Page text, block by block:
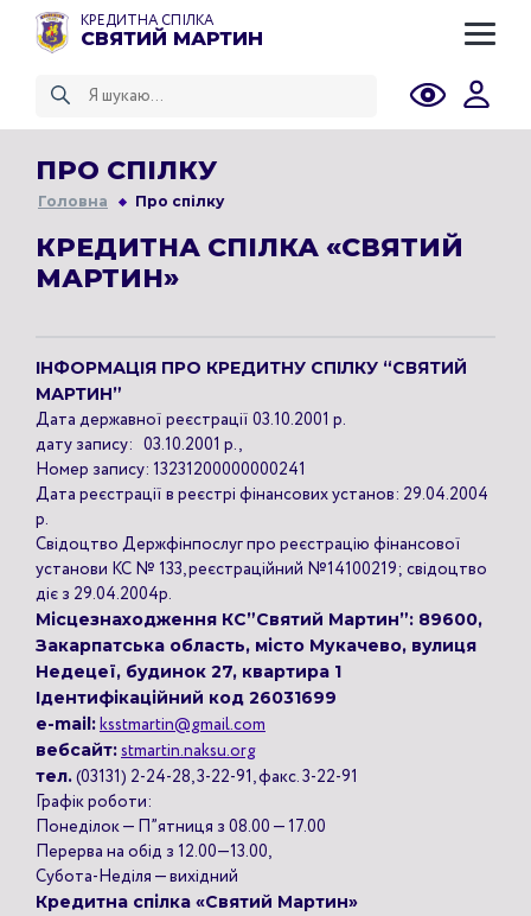
КРЕДИТНА СПІЛКА
СВЯТИЙ МАРТИН
ПРО СПІЛКУ
Головна Про спілку
КРЕДИТНА СПІЛКА «СВЯТИЙ
МАРТИН»
ІНФОРМАЦІЯ ПРО КРЕДИТНУ СПІЛКУ “СВЯТИЙ
МАРТИН”
Дата державної реєстрації 03.10.2001 р.
дату запису: 03.10.2001 р.,
Номер запису: 13231200000000241
Дата реєстрації в реєстрі фінансових установ: 29.04.2004
р.
Свідоцтво Держфінпослуг про реєстрацію фінансової
установи КС № 133, реєстраційний №14100219; свідоцтво
діє з 29.04.2004р.
Місцезнаходження КС”Святий Мартин”: 89600,
Закарпатська область, місто Мукачево, вулиця
Недецеї, будинок 27, квартира 1
Ідентифікаційний код 26031699
e-mail:ksstmartin@gmail.com
вебсайт:stmartin.naksu.org
тел.(03131) 2-24-28, 3-22-91, факс. 3-22-91
Графік роботи:
Понеділок — П”ятниця з 08.00 — 17.00
Перерва на обід з 12.00—13.00,
Субота-Неділя — вихідний
Кредитна спілка «Святий Мартин»